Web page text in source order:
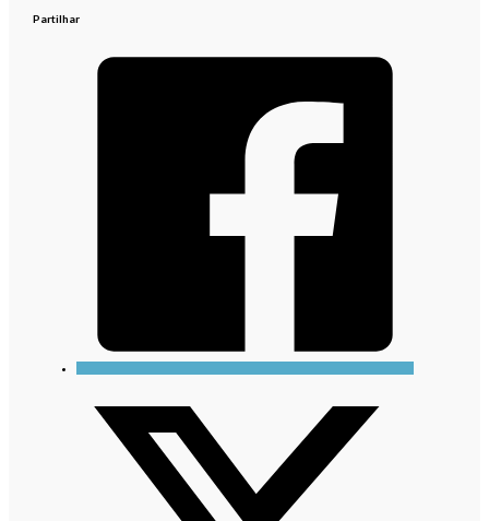
Partilhar